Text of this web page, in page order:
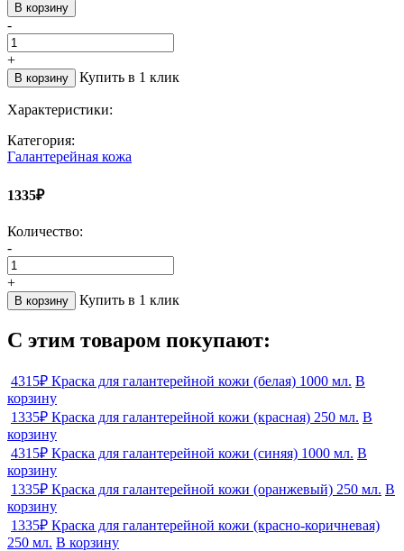
В корзину
-
+
В корзину Купить в 1 клик
Характеристики:
Категория:
Галантерейная кожа
1335₽
Количество:
-
+
В корзину Купить в 1 клик
С этим товаром покупают:
4315₽ Краска для галантерейной кожи (белая) 1000 мл. В
корзину
1335₽ Краска для галантерейной кожи (красная) 250 мл. В
корзину
4315₽ Краска для галантерейной кожи (синяя) 1000 мл. В
корзину
1335₽ Краска для галантерейной кожи (оранжевый) 250 мл. В
корзину
1335₽ Краска для галантерейной кожи (красно-коричневая)
250 мл. В корзину